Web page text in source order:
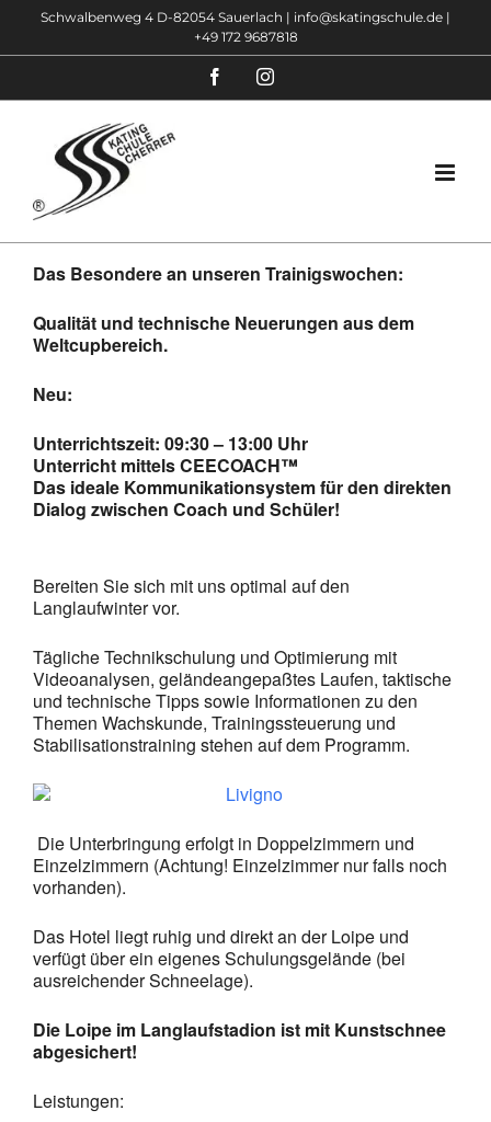
Schwalbenweg 4 D-82054 Sauerlach | info@skatingschule.de |
+49 172 9687818
FacebookInstagram
Das Besondere an unseren Trainigswochen:
Qualität und technische Neuerungen aus dem
Weltcupbereich.
Neu:
Unterrichtszeit: 09:30 – 13:00 Uhr
Unterricht mittels CEECOACH™
Das ideale Kommunikationsystem für den direkten
Dialog zwischen Coach und Schüler!
Bereiten Sie sich mit uns optimal auf den
Langlaufwinter vor.
Tägliche Technikschulung und Optimierung mit
Videoanalysen, geländeangepaßtes Laufen, taktische
und technische Tipps sowie Informationen zu den
Themen Wachskunde, Trainingssteuerung und
Stabilisationstraining stehen auf dem Programm.
Die Unterbringung erfolgt in Doppelzimmern und
Einzelzimmern (Achtung! Einzelzimmer nur falls noch
vorhanden).
Das Hotel liegt ruhig und direkt an der Loipe und
verfügt über ein eigenes Schulungsgelände (bei
ausreichender Schneelage).
Die Loipe im Langlaufstadion ist mit Kunstschnee
abgesichert!
Leistungen: